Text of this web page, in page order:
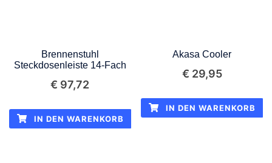
Brennenstuhl
Steckdosenleiste 14-Fach
€ 97,72
IN DEN WARENKORB
Akasa Cooler
€ 29,95
IN DEN WARENKORB